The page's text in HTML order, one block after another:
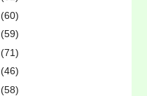
(60)
(59)
(71)
(46)
(58)